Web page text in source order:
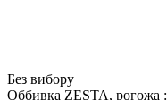
Без вибору
Оббивка ZESTA, рогожа :